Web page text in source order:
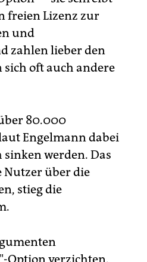
freien Lizenz zur
und
zahlen lieber den
sich oft auch andere
80.000
Engelmann dabei
werden. Das
Nutzer über die
stieg die
Option verzichten.